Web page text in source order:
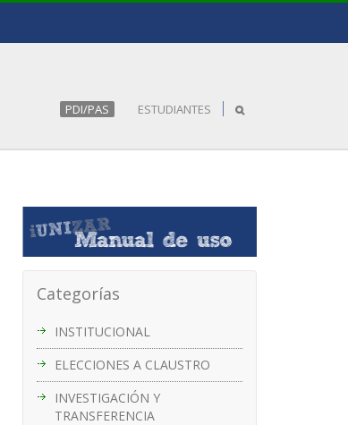
PDI/PAS ESTUDIANTES
Categorías
INSTITUCIONAL
ELECCIONES A CLAUSTRO
INVESTIGACIÓN Y
TRANSFERENCIA